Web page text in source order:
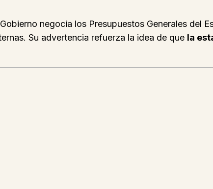
negocia los Presupuestos Generales del
Su advertencia refuerza la idea de que la